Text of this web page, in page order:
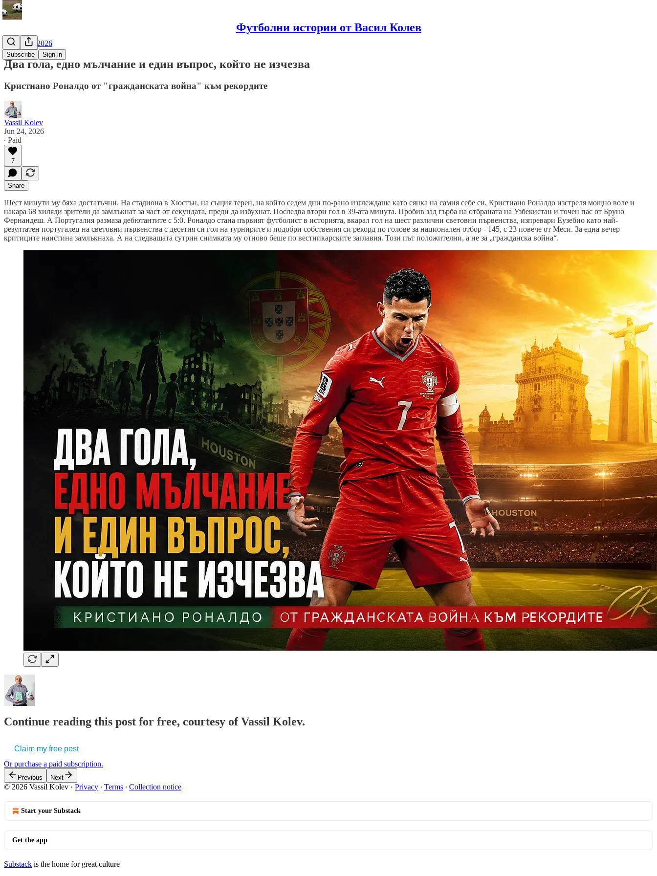
Футболни истории от Васил Колев
Subscribe Sign in
Мондиал 2026
Два гола, едно мълчание и един въпрос, който не изчезва
Кристиано Роналдо от "гражданската война" към рекордите
Vassil Kolev
Jun 24, 2026
∙ Paid
7
Share
Шест минути му бяха достатъчни. На стадиона в Хюстън, на същия терен, на който седем дни по-рано изглеждаше като сянка на самия себе си, Кристиано Роналдо изстреля мощно воле и
накара 68 хиляди зрители да замлъкнат за част от секундата, преди да избухнат. Последва втори гол в 39-ата минута. Пробив зад гърба на отбраната на Узбекистан и точен пас от Бруно
Фернандеш. А Португалия размаза дебютантите с 5:0. Роналдо стана първият футболист в историята, вкарал гол на шест различни световни първенства, изпревари Еузебио като най-
резултатен португалец на световни първенства с десетия си гол на турнирите и подобри собствения си рекорд по голове за национален отбор - 145, с 23 повече от Меси. За една вечер
критиците наистина замлъкнаха. А на следващата сутрин снимката му отново беше по вестникарските заглавия. Този път положителни, а не за „гражданска война“.
Continue reading this post for free, courtesy of Vassil Kolev.
Claim my free post
Or purchase a paid subscription.
Previous Next
© 2026 Vassil Kolev · Privacy ∙ Terms ∙ Collection notice
Start your Substack
Get the app
Substack is the home for great culture